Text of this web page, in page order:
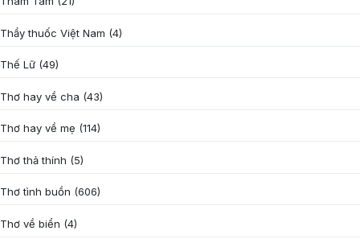
Thầy thuốc Việt Nam (4)
Thế Lữ (49)
Thơ hay về cha (43)
Thơ hay về mẹ (114)
Thơ thả thính (5)
Thơ tình buồn (606)
Thơ về biển (4)